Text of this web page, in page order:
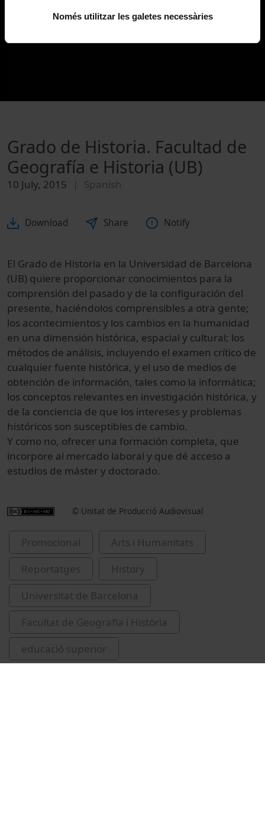
Només utilitzar les galetes necessàries
Grado de Historia. Facultad de
Geografía e Historia (UB)
10 July, 2015 Spanish
Download Share Notify
El Grado de Historia en la Universidad de Barcelona
(UB) quiere proporcionar conocimientos para la
comprensión del pasado y de la configuración del
presente, haciéndolos comprensibles a otra gente;
los acontecimientos y los cambios en la humanidad
en una dimensión histórica, espacial y cultural; los
métodos de análisis, incluyendo el examen crítico de
cualquier fuente histórica, y el uso de medios de
obtención de información, tales como la informática;
los conceptos relevantes en investigación histórica, y
de la conciencia de que los intereses y problemas
históricos son susceptibles de cambio.
Y como no, ofrecer una formación completa, que
incorpore al mercado laboral y que dé acceso a
estudios de máster y doctorado.
© Unitat de Producció Audiovisual
Promocional
Arts i Humanitats
Reportatges
History
Universitat de Barcelona
Facultat de Geografia i Història
educació superior